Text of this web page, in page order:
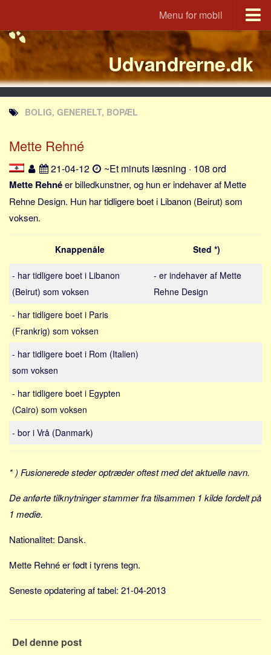
Menu for mobil
Portal
Udvandrerne.dk
Utvandrerne.no
Utvandrarna.se
Tyskland.dk
England.dk
JLKM.dk
Lande
Tyrkiet
Spanien
Sverige
Norge
Thailand
Italien
Grækenland
USA
Alle
Nøgleord
Bolig
Job
Virksomhed
Pension og opsparing
Social sikring og sundhed
Transport
Økonomi
Udvandrerne.dk
BOLIG, GENERELT, BOPÆL
Mette Rehné
21-04-12 ~Et minuts læsning · 108 ord
Mette Rehnéer billedkunstner, og hun er indehaver af Mette
Rehne Design. Hun har tidligere boet i Libanon (Beirut) som
voksen.
Knappenåle Sted *)
- har tidligere boet i Libanon
(Beirut) som voksen
- er indehaver af Mette
Rehne Design
- har tidligere boet i Paris
(Frankrig) som voksen
- har tidligere boet i Rom (Italien)
som voksen
- har tidligere boet i Egypten
(Cairo) som voksen
- bor i Vrå (Danmark)
* ) Fusionerede steder optræder oftest med det aktuelle navn.
De anførte tilknytninger stammer fra tilsammen 1 kilde fordelt på
1 medie.
Nationalitet: Dansk.
Mette Rehné er født i tyrens tegn.
Seneste opdatering af tabel: 21-04-2013
Del denne post